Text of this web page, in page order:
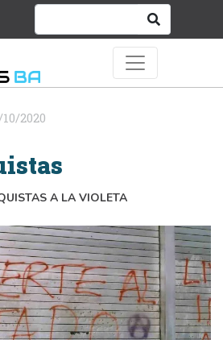
2020
A LA VIOLETA